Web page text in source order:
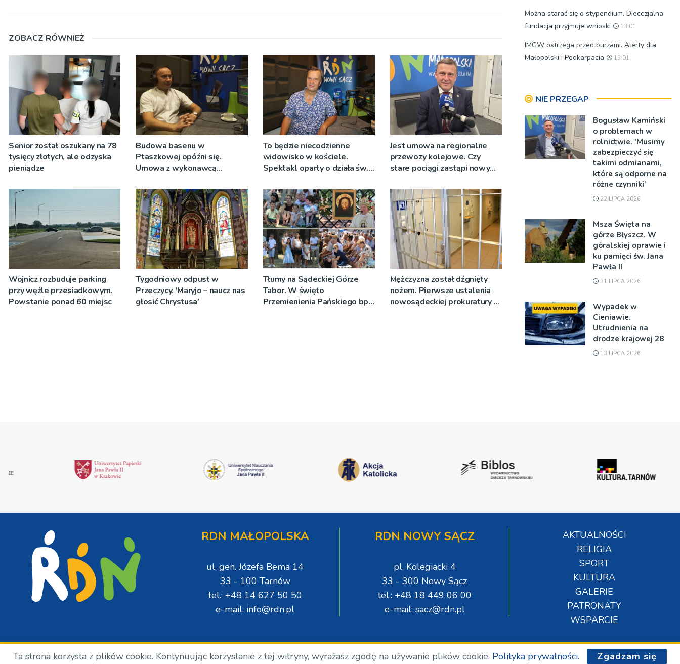
ZOBACZ RÓWNIEŻ
Senior został oszukany na 78
tysięcy złotych, ale odzyska
pieniądze
Budowa basenu w
Ptaszkowej opóźni się.
Umowa z wykonawcą
zostanie podpisana
To będzie niecodzienne
widowisko w kościele.
Spektakl oparty o działa św.
Jest umowa na regionalne
przewozy kolejowe. Czy
stare pociągi zastąpi nowy
Wojnicz rozbuduje parking
przy węźle przesiadkowym.
Powstanie ponad 60 miejsc
Tygodniowy odpust w
Przeczycy. 'Maryjo – naucz nas
głosić Chrystusa’
Tłumy na Sądeckiej Górze
Tabor. W święto
Przemienienia Pańskiego bp
Mężczyzna został dźgnięty
nożem. Pierwsze ustalenia
nowosądeckiej prokuratury w
Można starać się o stypendium. Diecezjalna
fundacja przyjmuje wnioski
13:01
IMGW ostrzega przed burzami. Alerty dla
Małopolski i Podkarpacia
13:01
NIE PRZEGAP
Bogusław Kamiński
o problemach w
rolnictwie. 'Musimy
zabezpieczyć się
takimi odmianami,
które są odporne na
różne czynniki’
22 LIPCA 2026
Msza Święta na
górze Błyszcz. W
góralskiej oprawie i
ku pamięci św. Jana
Pawła II
31 LIPCA 2026
Wypadek w
Cieniawie.
Utrudnienia na
drodze krajowej 28
13 LIPCA 2026
RDN MAŁOPOLSKA
ul. gen. Józefa Bema 14
33 - 100 Tarnów
tel.: +48 14 627 50 50
e-mail: info@rdn.pl
RDN NOWY SĄCZ
pl. Kolegiacki 4
33 - 300 Nowy Sącz
tel.: +48 18 449 06 00
e-mail: sacz@rdn.pl
AKTUALNOŚCI
RELIGIA
SPORT
KULTURA
GALERIE
PATRONATY
WSPARCIE
Copyright © Wszelkie prawa zastrzeżone. RDN. 2024.
Ta strona korzysta z plików cookie. Kontynuując korzystanie z tej witryny, wyrażasz zgodę na używanie plików cookie. Polityka prywatności. Zgadzam się